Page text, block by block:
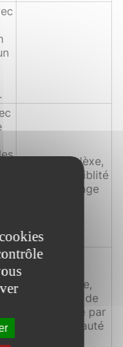
Très complèxe,
peu de possiblité
de débogage
Très vaste,
beaucoup de
plugins créé par
la communauté